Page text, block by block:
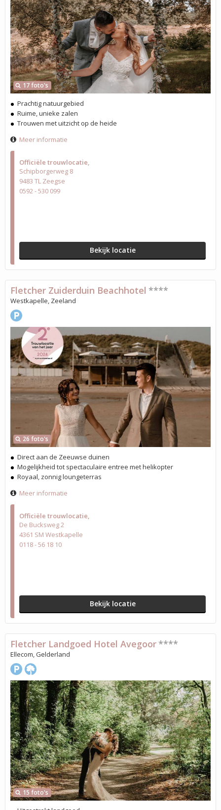
Officiële trouwlocatie
Schipborgerweg 8
9483 TL Zeegse
0592 - 530 099
Bekijk locatie
17 foto's
Prachtig natuurgebied
Ruime, unieke zalen
Trouwen met uitzicht op de heide
Meer informatie
Officiële trouwlocatie
De Bucksweg 2
4361 SM Westkapelle
0118 - 56 18 10
Bekijk locatie
26 foto's
Fletcher Zuiderduin Beachhotel ****
Westkapelle, Zeeland
Direct aan de Zeeuwse duinen
Mogelijkheid tot spectaculaire entree met helikopter
Royaal, zonnig loungeterras
Meer informatie
15 foto's
Fletcher Landgoed Hotel Avegoor ****
Ellecom, Gelderland